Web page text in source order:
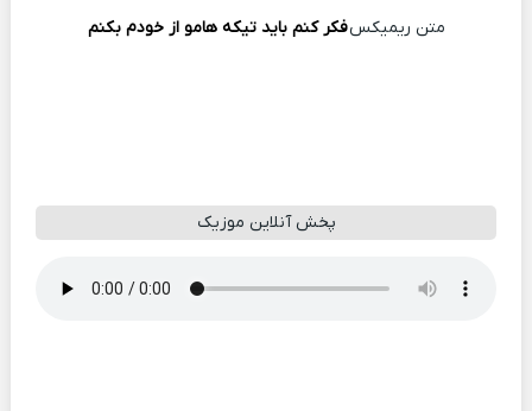
متن ریمیکسفکر کنم باید تیکه هامو از خودم بکنم
پخش آنلاین موزیک